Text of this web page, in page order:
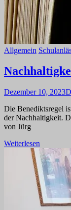
Allgemein
Dezember 10, 2023
Die Benediktsregel
der Nachhaltigkeit.
von Jürg
Weiterlesen